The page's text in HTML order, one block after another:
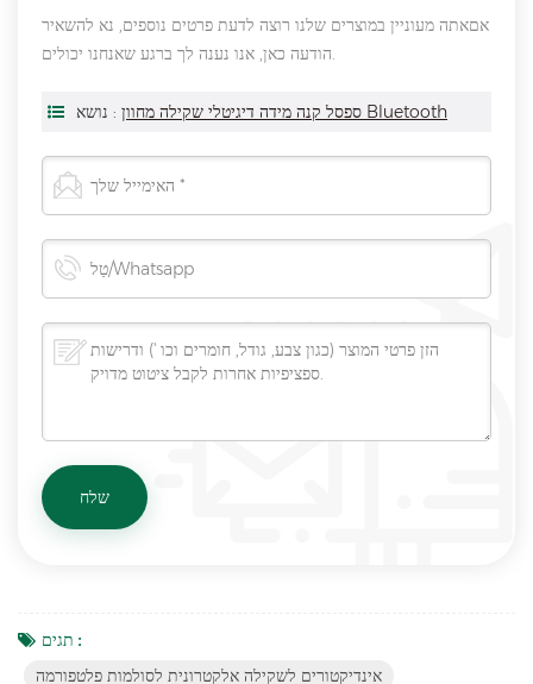
אםאתה מעוניין במוצרים שלנו רוצה לדעת פרטים נוספים, נא להשאיר
הודעה כאן, אנו נענה לך ברגע שאנחנו יכולים.
נושא : ספסל קנה מידה דיגיטלי שקילה מחוון Bluetooth
תגים :
אינדיקטורים לשקילה אלקטרונית לסולמות פלטפורמה